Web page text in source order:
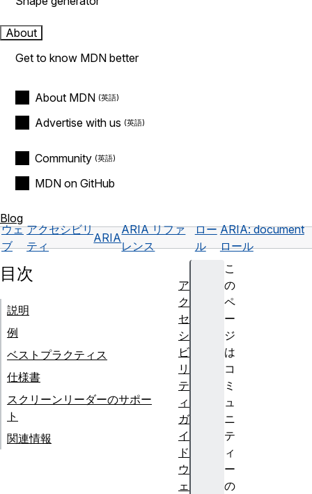
About
Get to know MDN better
About MDN
Advertise with us
Community
MDN on GitHub
Blog
ウェ
ブ
アクセシビリ
ティ
ARIA
ARIA リファ
レンス
ロー
ル
ARIA: document
ロール
こ
の
ペ
ー
ジ
は
コ
ミ
ュ
ニ
テ
ィ
ー
の
目次
説明
例
ベストプラクティス
仕様書
スクリーンリーダーのサポー
ト
関連情報
ア
ク
セ
シ
ビ
リ
テ
ィ
ガ
イ
ド
ウ
ェ